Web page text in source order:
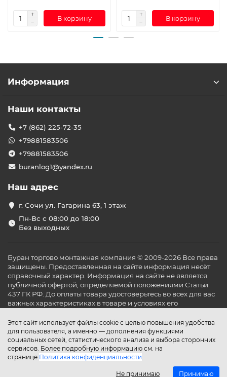
В корзину В корзину
Этот сайт использует файлы cookie с целью повышения удобства
для пользователя, а именно — дополнения функциями
социальных сетей, статистического анализа и выбора сторонних
сервисов. Более подробную информацию см. на
странице Политика конфиденциальности.
Не принимаю Принимаю
Информация
Наши контакты
+7 (862) 225-72-35
+79881583506
+79881583506
buranlog1@yandex.ru
Наш адрес
г. Сочи ул. Гагарина 63, 1 этаж
Пн-Вс с 08:00 до 18:00
Без выходных
Буран торгово монтажная компания © 2009-2026 Все права
защищены. Предоставленная на сайте информация несёт
справочный характер. Информация на сайте не является
публичной офертой, определяемой положениями Статьи
437 ГК РФ. До оплаты товара удостоверьтесь во всех для вас
важных характеристиках в товаре и условиях его